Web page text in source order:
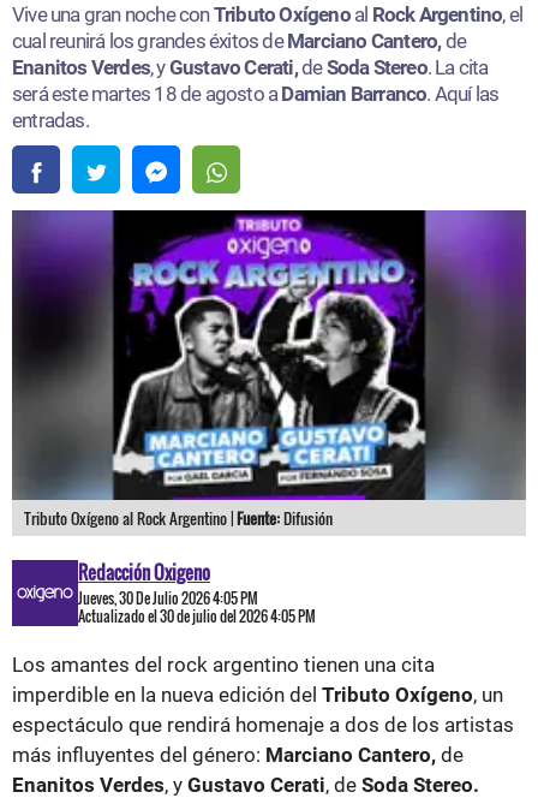
Vive una gran noche conTributo Oxígenoal Rock Argentino, el
cual reunirá los grandes éxitos deMarciano Cantero,de
Enanitos Verdes, yGustavo Cerati,deSoda Stereo. La cita
será este martes 18 de agosto a Damian Barranco. Aquí las
entradas.​
Tributo Oxígeno al Rock Argentino |Fuente:Difusión
Redacción Oxigeno
Jueves, 30 De Julio 2026 4:05 PM
Actualizado el 30 de julio del 2026 4:05 PM
Los amantes del rock argentino tienen una cita
imperdible en la nueva edición del Tributo Oxígeno, un
espectáculo que rendirá homenaje a dos de los artistas
más influyentes del género: Marciano Cantero, de
Enanitos Verdes, y Gustavo Cerati, de Soda Stereo.